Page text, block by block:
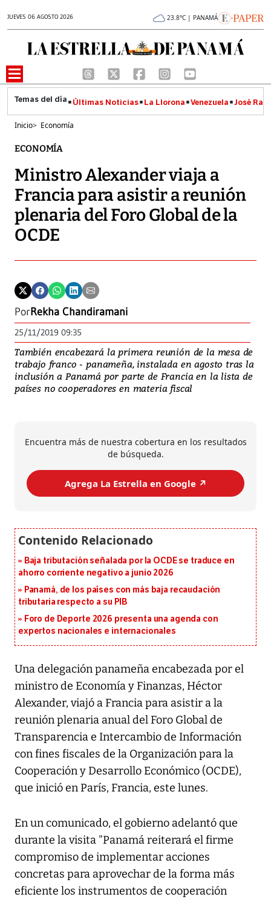
JUEVES 06 AGOSTO 2026 23.8°C | PANAMÁ
Últimas Noticias La Llorona Venezuela José
Inicio> Economía
ECONOMÍA
Ministro Alexander viaja a
Francia para asistir a reunión
plenaria del Foro Global de la
OCDE
PorRekha Chandiramani
25/11/2019 09:35
También encabezará la primera reunión de la mesa de
trabajo franco - panameña, instalada en agosto tras la
inclusión a Panamá por parte de Francia en la lista de
países no cooperadores en materia fiscal
Encuentra más de nuestra cobertura en los resultados
de búsqueda.
Agrega La Estrella en Google ↗️
Baja tributación señalada por la OCDE se traduce en
ahorro corriente negativo a junio 2026
Panamá, de los países con más baja recaudación
tributaria respecto a su PIB
Foro de Deporte 2026 presenta una agenda con
expertos nacionales e internacionales
Una delegación panameña encabezada por el
ministro de Economía y Finanzas, Héctor
Alexander, viajó a Francia para asistir a la
reunión plenaria anual del Foro Global de
Transparencia e Intercambio de Información
con fines fiscales de la Organización para la
Cooperación y Desarrollo Económico (OCDE),
que inició en París, Francia, este lunes.
En un comunicado, el gobierno adelantó que
durante la visita "Panamá reiterará el firme
compromiso de implementar acciones
concretas para aprovechar de la forma más
eficiente los instrumentos de cooperación